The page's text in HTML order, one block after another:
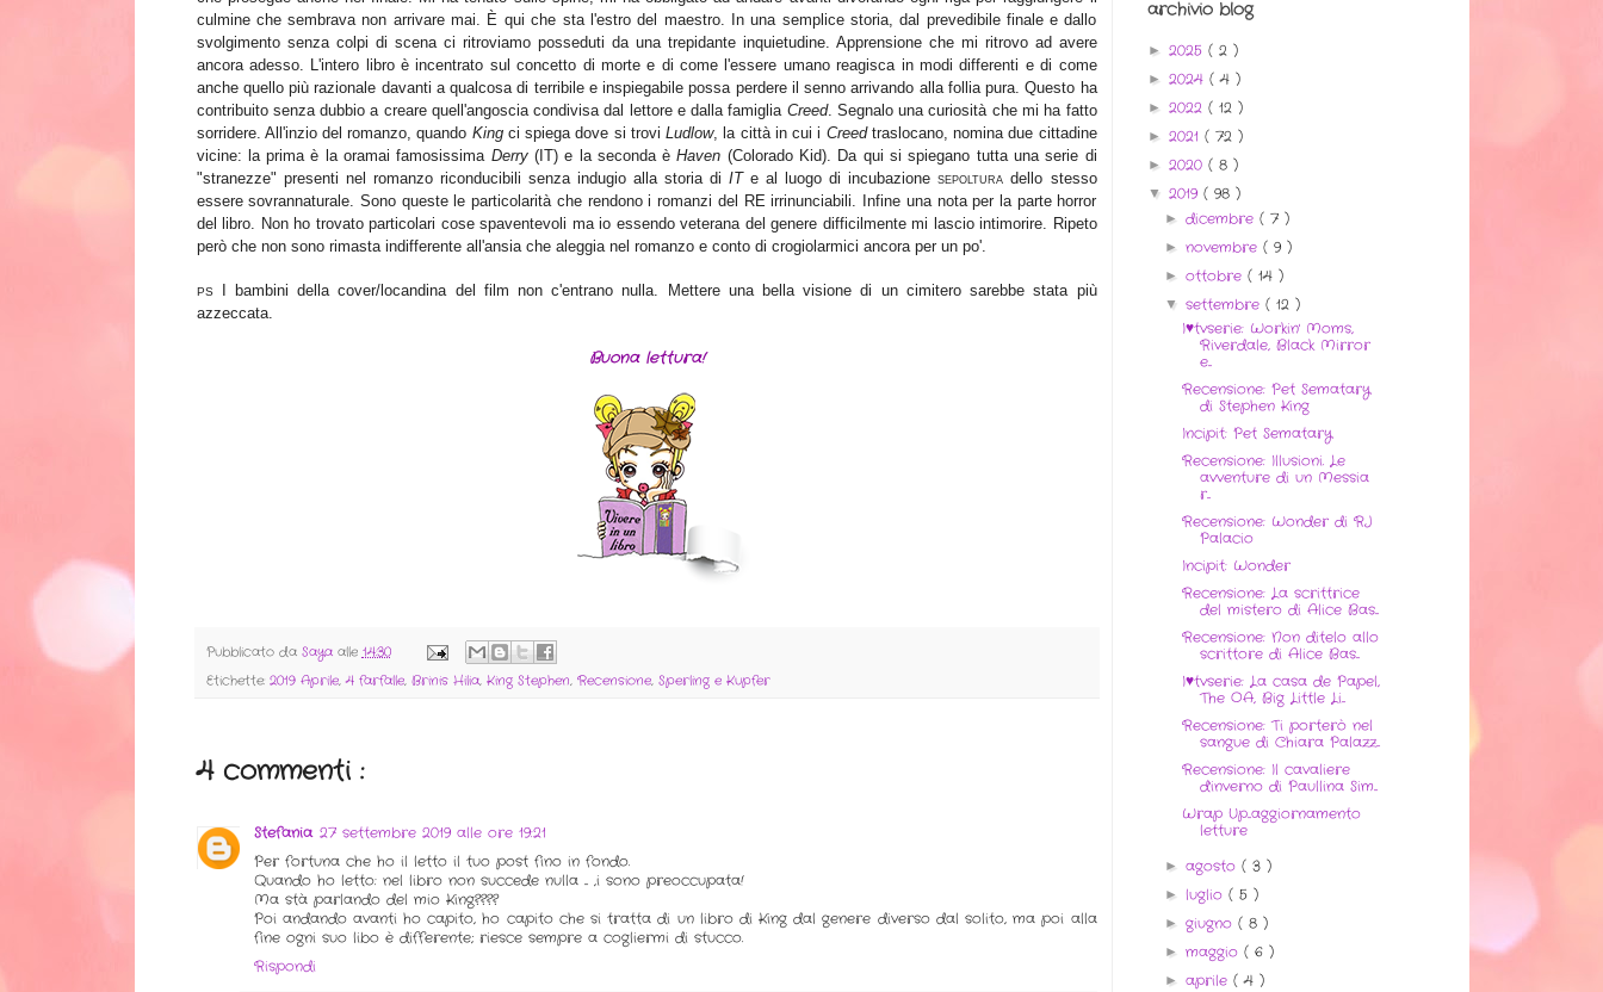
culmine che sembrava non arrivare mai. È qui che sta l'estro del maestro. In una semplice storia, dal prevedibile finale e dallo
svolgimento senza colpi di scena ci ritroviamo posseduti da una trepidante inquietudine. Apprensione che mi ritrovo ad avere
ancora adesso. L'intero libro è incentrato sul concetto di morte e di come l'essere umano reagisca in modi differenti e di come
anche quello più razionale davanti a qualcosa di terribile e inspiegabile possa perdere il senno arrivando alla follia pura. Questo ha
contribuito senza dubbio a creare quell'angoscia condivisa dal lettore e dalla famiglia Creed. Segnalo una curiosità che mi ha fatto
sorridere. All'inzio del romanzo, quando Kingci spiega dove si troviLudlow, la città in cui i Creedtraslocano, nomina due cittadine
vicine: la prima è la oramai famosissima Derry(IT) e la seconda èHaven (Colorado Kid). Da qui si spiegano tutta una serie di
"stranezze" presenti nel romanzo riconducibili senza indugio alla storia diITe al luogo di incubazioneSEPOLTURA dello stesso
essere sovrannaturale. Sono queste le particolarità che rendono i romanzi del RE irrinunciabili. Infine una nota per la parte horror
del libro. Non ho trovato particolari cose spaventevoli ma io essendo veterana del genere difficilmente mi lascio intimorire. Ripeto
però che non sono rimasta indifferente all'ansia che aleggia nel romanzo e conto di crogiolarmici ancora per un po'.
PSI bambini della cover/locandina del film non c'entrano nulla. Mettere una bella visione di un cimitero sarebbe stata più
azzeccata.
Buona lettura!
Pubblicato da Saya alle 14:30
Etichette: 2019 Aprile,4 farfalle, Brinis Hilia, King Stephen, Recensione, Sperling e Kupfer
4 commenti :
Stefania 27 settembre 2019 alle ore 19:21
Per fortuna che ho il letto il tuo post fino in fondo.
Quando ho letto: nel libro non succede nulla ... ,i sono preoccupata!
Ma stà parlando del mio King????
Poi andando avanti ho capito, ho capito che si tratta di un libro di King dal genere diverso dal solito, ma poi alla
fine ogni suo libo è differente; riesce sempre a cogliermi di stucco.
Rispondi
archivio blog
► 2025 ( 2 )
► 2024 ( 4 )
► 2022 ( 12 )
► 2021 ( 72 )
► 2020 ( 8 )
▼ 2019 ( 98 )
► dicembre ( 7 )
► novembre ( 9 )
► ottobre ( 14 )
▼ settembre ( 12 )
I♥tvserie: Workin' Moms,
Riverdale, Black Mirror
e...
Recensione: Pet Sematary
di Stephen King
Incipit: Pet Sematary
Recensione: Illusioni. Le
avventure di un Messia
r...
Recensione: Wonder di RJ
Palacio
Incipit: Wonder
Recensione: La scrittrice
del mistero di Alice Bas...
Recensione: Non ditelo allo
scrittore di Alice Bas...
I♥tvserie: La casa de Papel,
The OA, Big Little Li...
Recensione: Ti porterò nel
sangue di Chiara Palazz...
Recensione: Il cavaliere
d'inverno di Paullina Sim...
Wrap Up...aggiornamento
letture
► agosto ( 3 )
► luglio ( 5 )
► giugno ( 8 )
► maggio ( 6 )
► aprile ( 4 )